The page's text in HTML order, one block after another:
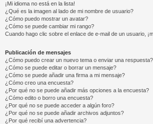
¡Mi idioma no está en la lista!
¿Qué es la imagen al lado de mi nombre de usuario?
¿Cómo puedo mostrar un avatar?
¿Cómo se puede cambiar mi rango?
Cuando hago clic sobre el enlace de e-mail de un usuario,
Publicación de mensajes
¿Cómo puedo crear un nuevo tema o enviar una respuesta?
¿Cómo se puede editar o borrar un mensaje?
¿Cómo se puede añadir una firma a mi mensaje?
¿Cómo creo una encuesta?
¿Por qué no se puede añadir más opciones a la encuesta?
¿Cómo edito o borro una encuesta?
¿Por qué no se puede acceder a algún foro?
¿Por qué no se puede añadir archivos adjuntos?
¿Por qué recibí una advertencia?